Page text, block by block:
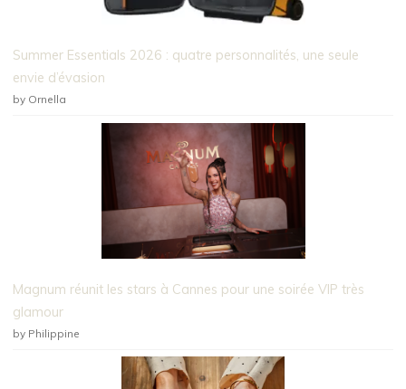
Summer Essentials 2026 : quatre personnalités, une seule
envie d’évasion
by Ornella
Magnum réunit les stars à Cannes pour une soirée VIP très
glamour
by Philippine